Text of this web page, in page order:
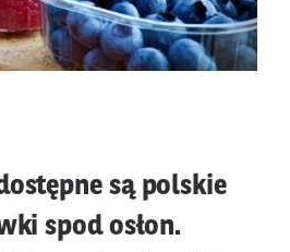
są polskie
spod osłon.